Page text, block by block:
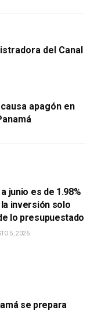
del Canal
apagón en
junio es de 1.98%
inversión solo
lo presupuestado
5, 2026
se prepara